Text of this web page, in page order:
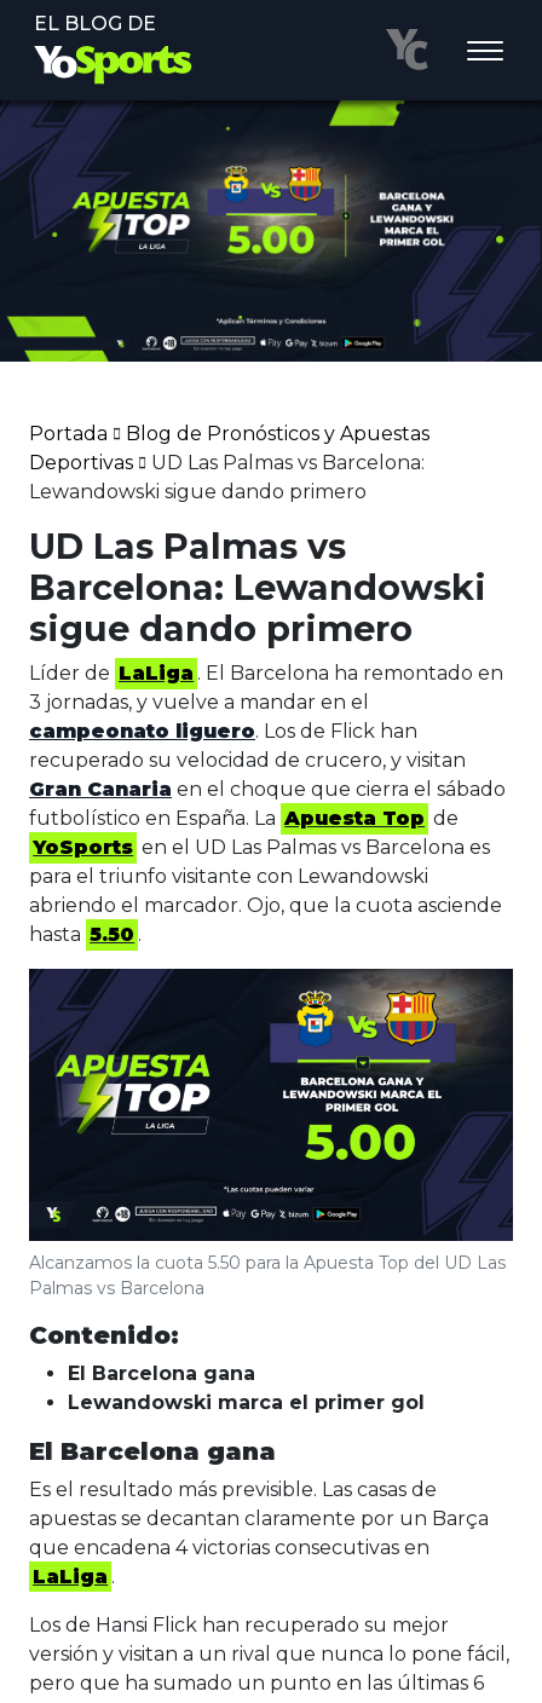
EL BLOG DE
Portada
Blog de Pronósticos y Apuestas
Deportivas
UD Las Palmas vs Barcelona:
Lewandowski sigue dando primero
UD Las Palmas vs
Barcelona: Lewandowski
sigue dando primero
Líder de LaLiga . El Barcelona ha remontado en
3 jornadas, y vuelve a mandar en el
campeonato liguero. Los de Flick han
recuperado su velocidad de crucero, y visitan
Gran Canaria en el choque que cierra el sábado
futbolístico en España. La Apuesta Top de
YoSports en el UD Las Palmas vs Barcelona es
para el triunfo visitante con Lewandowski
abriendo el marcador. Ojo, que la cuota asciende
hasta 5.50 .
Alcanzamos la cuota 5.50 para la Apuesta Top del UD Las
Palmas vs Barcelona
Contenido:
El Barcelona gana
Lewandowski marca el primer gol
El Barcelona gana
Es el resultado más previsible. Las casas de
apuestas se decantan claramente por un Barça
que encadena 4 victorias consecutivas en
LaLiga .
Los de Hansi Flick han recuperado su mejor
versión y visitan a un rival que nunca lo pone fácil,
pero que ha sumado un punto en las últimas 6